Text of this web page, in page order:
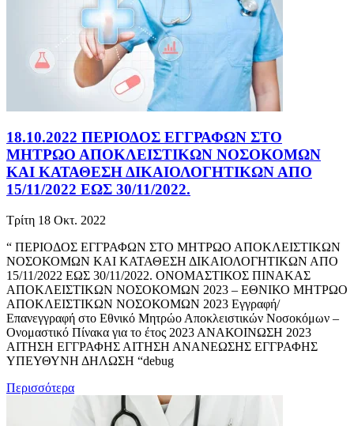
18.10.2022 ΠΕΡΙΟΔΟΣ ΕΓΓΡΑΦΩΝ ΣΤΟ
ΜΗΤΡΩΟ ΑΠΟΚΛΕΙΣΤΙΚΩΝ ΝΟΣΟΚΟΜΩΝ
ΚΑΙ ΚΑΤΑΘΕΣΗ ΔΙΚΑΙΟΛΟΓΗΤΙΚΩΝ ΑΠΟ
15/11/2022 ΕΩΣ 30/11/2022.
Τρίτη 18 Οκτ. 2022
“ ΠΕΡΙΟΔΟΣ ΕΓΓΡΑΦΩΝ ΣΤΟ ΜΗΤΡΩΟ ΑΠΟΚΛΕΙΣΤΙΚΩΝ
ΝΟΣΟΚΟΜΩΝ ΚΑΙ ΚΑΤΑΘΕΣΗ ΔΙΚΑΙΟΛΟΓΗΤΙΚΩΝ ΑΠΟ
15/11/2022 ΕΩΣ 30/11/2022. ΟΝΟΜΑΣΤΙΚΟΣ ΠΙΝΑΚΑΣ
ΑΠΟΚΛΕΙΣΤΙΚΩΝ ΝΟΣΟΚΟΜΩΝ 2023 – ΕΘΝΙΚΟ ΜΗΤΡΩΟ
ΑΠΟΚΛΕΙΣΤΙΚΩΝ ΝΟΣΟΚΟΜΩΝ 2023 Εγγραφή/
Επανεγγραφή στο Εθνικό Μητρώο Αποκλειστικών Νοσοκόμων –
Ονομαστικό Πίνακα για το έτος 2023 ΑΝΑΚΟΙΝΩΣΗ 2023
ΑΙΤΗΣΗ ΕΓΓΡΑΦΗΣ ΑΙΤΗΣΗ ΑΝΑΝΕΩΣΗΣ ΕΓΓΡΑΦΗΣ
ΥΠΕΥΘΥΝΗ ΔΗΛΩΣΗ “debug
Περισσότερα